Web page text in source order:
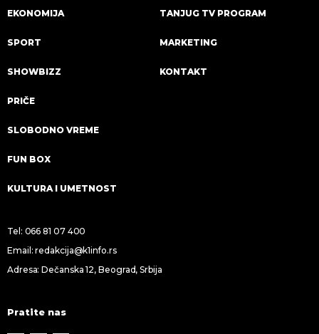
EKONOMIJA
SPORT
SHOWBIZZ
PRIČE
SLOBODNO VREME
FUN BOX
KULTURA I UMETNOST
TANJUG TV PROGRAM
MARKETING
KONTAKT
Tel: 066 81 07 400
Email:redakcija@k1info.rs
Adresa: Dečanska 12, Beograd, Srbija
Pratite nas